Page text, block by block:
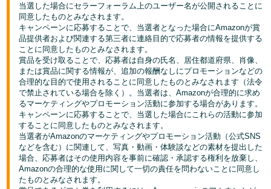
当選した場合にセラーフォーラム上のユーザー名が公開されることに
同意したものとみなされます。
キャンペーンに応募することで、当選者となった場合にAmazonが賞
品提供者および関連する第三者に連絡目的で応募者の情報を提供する
ことに同意したものとみなされます。
賞品を受け取ることで、応募者は自身の氏名、居住都道府県、肖像、
または賞品に関する情報が、追加の報酬なしにプロモーションなどの
合理的な目的で使用されることに同意したものとみなされます（法令
で禁止されている場合を除く）。当選者は、Amazonが合理的に求め
るマーケティングやプロモーション活動に参加する場合があります。
キャンペーンに応募することで、当選した場合にこれらの活動に参加
することに同意したものとみなされます。
当選者がAmazonのマーケティングやプロモーション活動（公式SNS
などを含む）に関連して、写真・動画・体験談などの素材を提出した
場合、応募者はその使用内容を事前に確認・承認する権利を放棄し、
Amazonの合理的な使用に関して一切の責任を問わないことに同意し
たものとみなされます。